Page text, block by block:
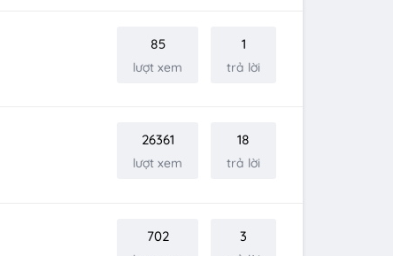
85
lượt xem
1
trả lời
26361
lượt xem
18
trả lời
702 3